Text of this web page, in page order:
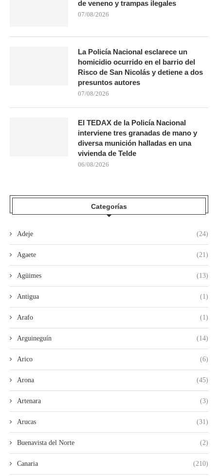
de veneno y trampas ilegales
07/08/2026
La Policía Nacional esclarece un
homicidio ocurrido en el barrio del
Risco de San Nicolás y detiene a dos
presuntos autores
07/08/2026
El TEDAX de la Policía Nacional
interviene tres granadas de mano y
diversa munición halladas en una
vivienda de Telde
06/08/2026
Categorías
Adeje (24)
Agaete (21)
Agüimes (13)
Antigua (1)
Arafo (1)
Arguineguín (14)
Arico (6)
Arona (45)
Artenara (3)
Arucas (31)
Buenavista del Norte (2)
Canaria (210)